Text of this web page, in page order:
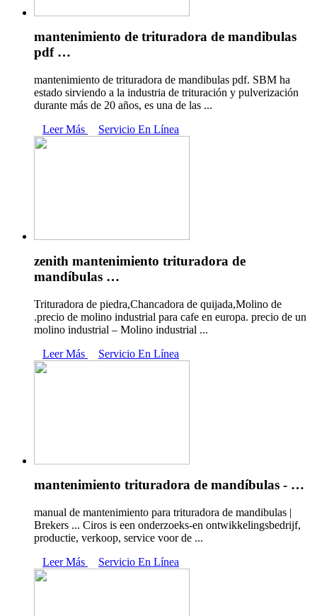
mantenimiento de trituradora de mandibulas
pdf …
mantenimiento de trituradora de mandibulas pdf. SBM ha
estado sirviendo a la industria de trituración y pulverización
durante más de 20 años, es una de las ...
Leer Más
Servicio En Línea
zenith mantenimiento trituradora de
mandíbulas …
Trituradora de piedra,Chancadora de quijada,Molino de
.precio de molino industrial para cafe en europa. precio de un
molino industrial – Molino industrial ...
Leer Más
Servicio En Línea
mantenimiento trituradora de mandíbulas - …
manual de mantenimiento para trituradora de mandibulas |
Brekers ... Ciros is een onderzoeks-en ontwikkelingsbedrijf,
productie, verkoop, service voor de ...
Leer Más
Servicio En Línea